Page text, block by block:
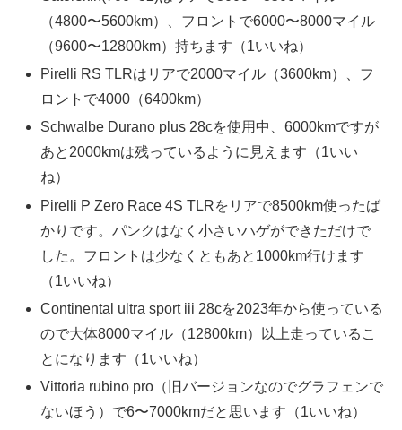
（4800〜5600km）、フロントで6000〜8000マイル
（9600〜12800km）持ちます（1いいね）
Pirelli RS TLRはリアで2000マイル（3600km）、フ
ロントで4000（6400km）
Schwalbe Durano plus 28cを使用中、6000kmですが
あと2000kmは残っているように見えます（1いい
ね）
Pirelli P Zero Race 4S TLRをリアで8500km使ったば
かりです。パンクはなく小さいハゲができただけで
した。フロントは少なくともあと1000km行けます
（1いいね）
Continental ultra sport iii 28cを2023年から使っている
ので大体8000マイル（12800km）以上走っているこ
とになります（1いいね）
Vittoria rubino pro（旧バージョンなのでグラフェンで
ないほう）で6〜7000kmだと思います（1いいね）